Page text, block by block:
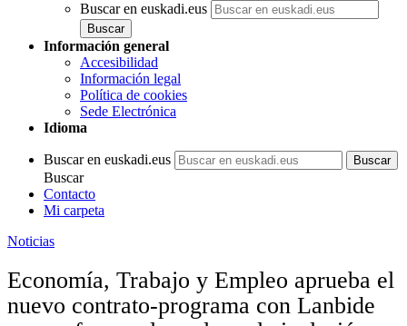
Buscar en euskadi.eus
Información general
Accesibilidad
Información legal
Política de cookies
Sede Electrónica
Idioma
Buscar en euskadi.eus
Buscar
Contacto
Mi carpeta
Noticias
Economía, Trabajo y Empleo aprueba el
nuevo contrato-programa con Lanbide